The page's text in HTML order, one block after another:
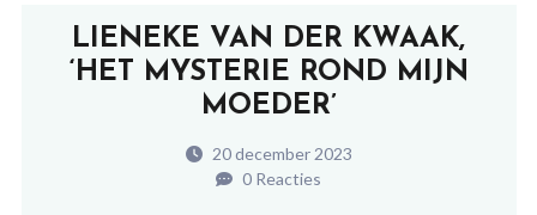
LIENEKE VAN DER KWAAK,
‘HET MYSTERIE ROND MIJN
MOEDER’
20 december 2023
0 Reacties